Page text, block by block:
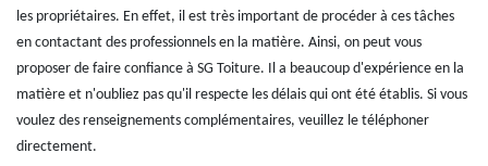
les propriétaires. En effet, il est très important de procéder à ces tâches
en contactant des professionnels en la matière. Ainsi, on peut vous
proposer de faire confiance à SG Toiture. Il a beaucoup d'expérience en la
matière et n'oubliez pas qu'il respecte les délais qui ont été établis. Si vous
voulez des renseignements complémentaires, veuillez le téléphoner
directement.